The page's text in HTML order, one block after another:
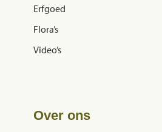
Erfgoed
Flora’s
Video’s
Over ons